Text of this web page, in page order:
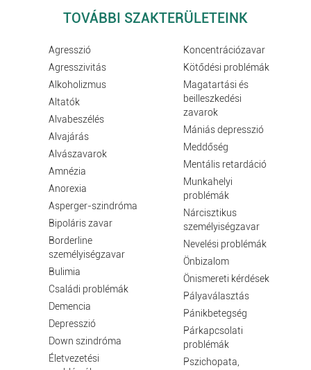
TOVÁBBI SZAKTERÜLETEINK
Agresszió
Agresszivitás
Alkoholizmus
Altatók
Alvabeszélés
Alvajárás
Alvászavarok
Amnézia
Anorexia
Asperger-szindróma
Bipoláris zavar
Borderline
személyiségzavar
Bulimia
Családi problémák
Demencia
Depresszió
Down szindróma
Életvezetési
Koncentrációzavar
Kötődési problémák
Magatartási és
beilleszkedési
zavarok
Mániás depresszió
Meddőség
Mentális retardáció
Munkahelyi
problémák
Nárcisztikus
személyiségzavar
Nevelési problémák
Önbizalom
Önismereti kérdések
Pályaválasztás
Pánikbetegség
Párkapcsolati
problémák
Pszichopata,